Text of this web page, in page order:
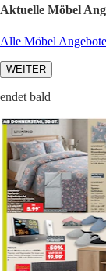
Aktuelle Möbel
Alle Möbel
WEITER
endet bald